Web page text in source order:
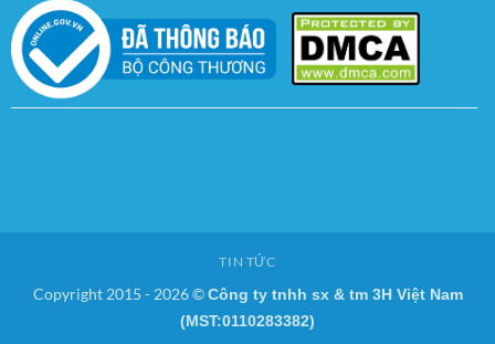
TIN TỨC
Copyright 2015 - 2026 ©Công ty tnhh sx & tm 3H Việt Nam
(MST:0110283382)